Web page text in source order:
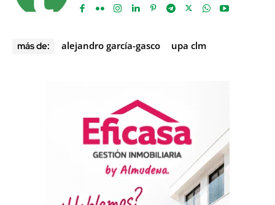
más de: alejandro garcía-gasco upa clm